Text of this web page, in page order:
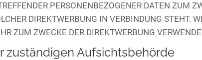
PERSONENBEZOGENER DATEN ZUM
DIREKTWERBUNG IN VERBINDUNG STEHT.
ZUM ZWECKE DER DIREKTWERBUNG
zuständigen Aufsichts­behörde